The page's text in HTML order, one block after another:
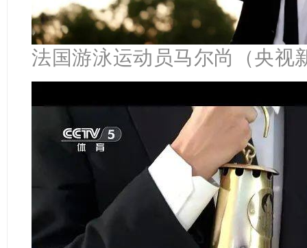
法国游泳运动员马尔尚（央视